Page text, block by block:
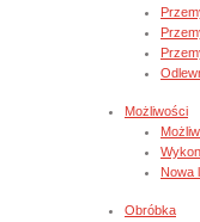
Możliwości
Nowa
Obróbka